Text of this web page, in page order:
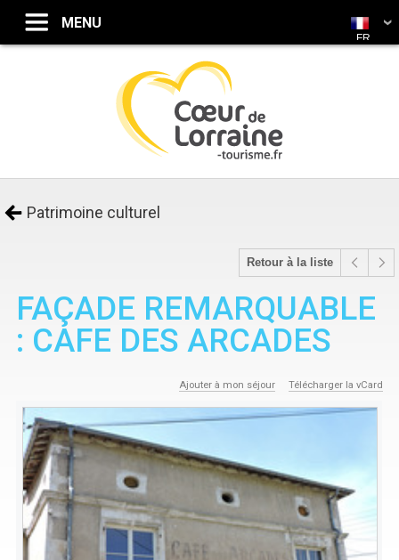
Patrimoine culturel
Retour à la liste
FAÇADE REMARQUABLE
: CAFE DES ARCADES
Ajouter à mon séjour Télécharger la vCard
FR